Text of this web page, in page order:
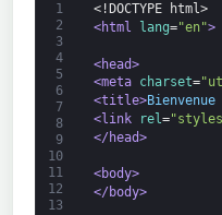
1
2
3
4
5
6
7
8
9
10
11
12
13
<!DOCTYPE html>
<html
lang="en">
<head>
<meta charset=
<title>
<link
rel=
</head>
<body>
</body>